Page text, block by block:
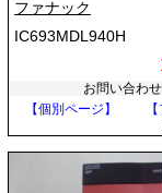
ファナック
IC693MDL940H
お問い合わせ
【個別ページ】